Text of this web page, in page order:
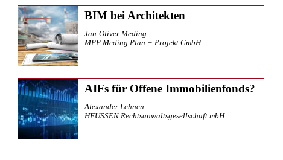
BIM bei Architekten
Jan-Oliver Meding
MPP Meding Plan + Projekt GmbH
AIFs für Offene Immobilienfonds?
Alexander Lehnen
HEUSSEN Rechtsanwaltsgesellschaft mbH